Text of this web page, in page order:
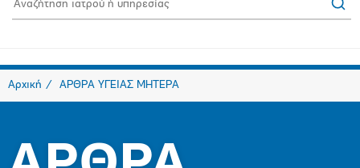
Αρχική ΑΡΘΡΑ ΥΓΕΙΑΣ ΜΗΤΕΡΑ